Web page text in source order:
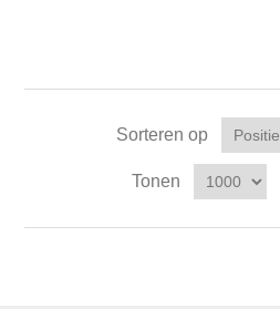
Sorteren op
Tonen